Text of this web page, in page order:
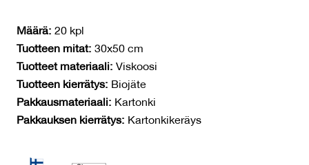
Määrä: 20 kpl
Tuotteen mitat: 30x50 cm
Tuotteet materiaali: Viskoosi
Tuotteen kierrätys: Biojäte
Pakkausmateriaali: Kartonki
Pakkauksen kierrätys: Kartonkikeräys